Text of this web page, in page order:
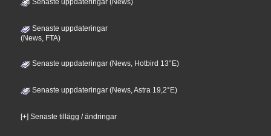
Senaste uppdateringar (News)
Senaste uppdateringar
(News, FTA)
Senaste uppdateringar (News, Hotbird 13°E)
Senaste uppdateringar (News, Astra 19,2°E)
[+] Senaste tillägg / ändringar